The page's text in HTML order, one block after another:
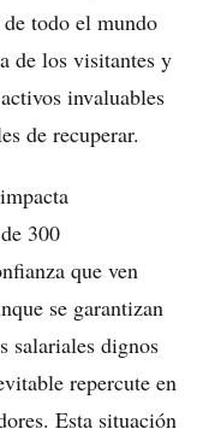
todo el mundo
de los visitantes y
invaluables
de recuperar.
300
que ven
se garantizan
salariales dignos
repercute en
Esta situación